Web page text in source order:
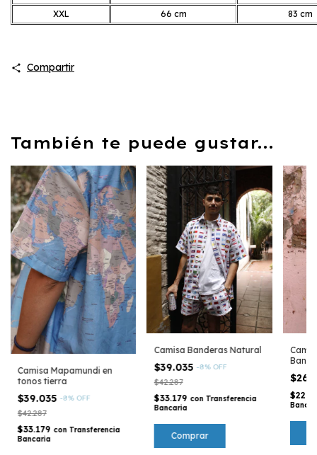
XXL 66 cm 83 cm
Compartir
También te puede gustar...
Camisa Mapamundi en
tonos tierra
$39.035 -8% OFF
$42.287
$33.179 con Transferencia
Bancaria
Camisa Banderas Natural
$39.035 -8% OFF
$42.287
$33.179 con Transferencia
Bancaria
Comprar